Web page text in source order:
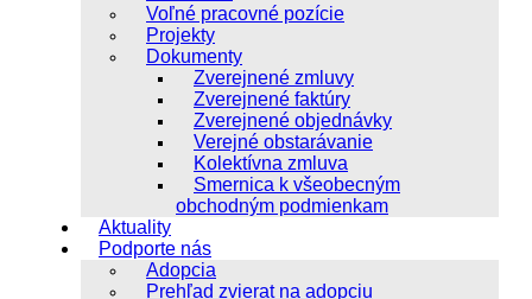
Voľné pracovné pozície
Projekty
Dokumenty
Zverejnené zmluvy
Zverejnené faktúry
Zverejnené objednávky
Verejné obstarávanie
Kolektívna zmluva
Smernica k všeobecným
obchodným podmienkam
Aktuality
Podporte nás
Adopcia
Prehľad zvierat na adopciu